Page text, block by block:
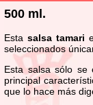
500 ml.
Esta salsa tamari
seleccionados
Esta salsa sólo se
principal
que lo hace más